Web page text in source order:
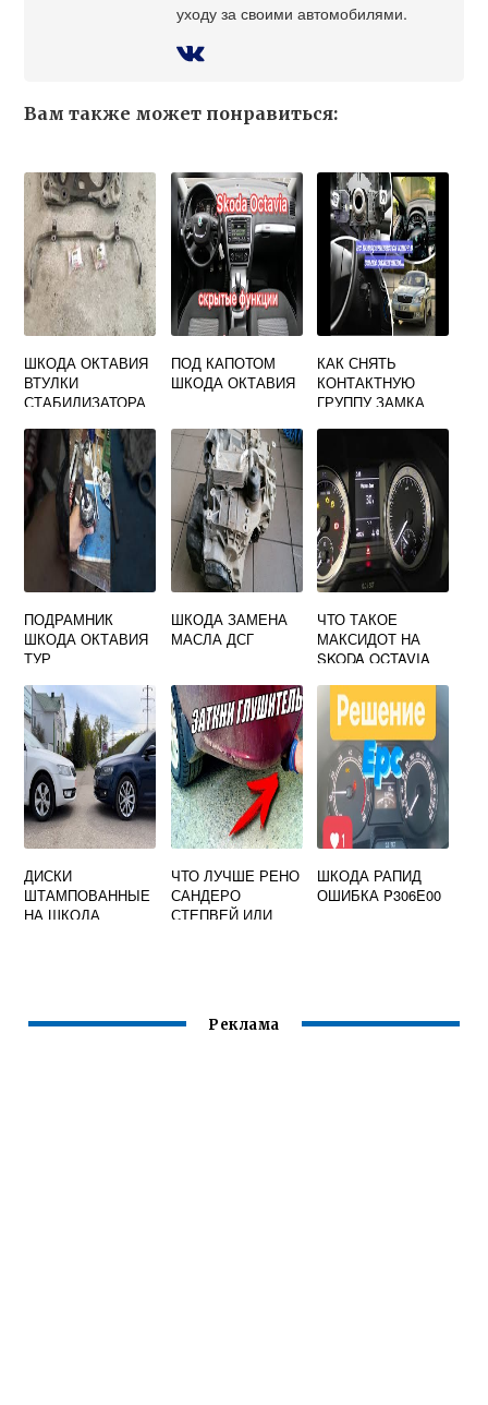
уходу за своими автомобилями.
Вам также может понравиться:
ШКОДА ОКТАВИЯ
ВТУЛКИ
СТАБИЛИЗАТОРА
ПОД КАПОТОМ
ШКОДА ОКТАВИЯ
КАК СНЯТЬ
КОНТАКТНУЮ
ГРУППУ ЗАМКА
ПОДРАМНИК
ШКОДА ОКТАВИЯ
ТУР
ШКОДА ЗАМЕНА
МАСЛА ДСГ
ЧТО ТАКОЕ
МАКСИДОТ НА
SKODA OCTAVIA
ДИСКИ
ШТАМПОВАННЫЕ
НА ШКОДА
ЧТО ЛУЧШЕ РЕНО
САНДЕРО
СТЕПВЕЙ ИЛИ
ШКОДА РАПИД
ОШИБКА P306E00
Реклама